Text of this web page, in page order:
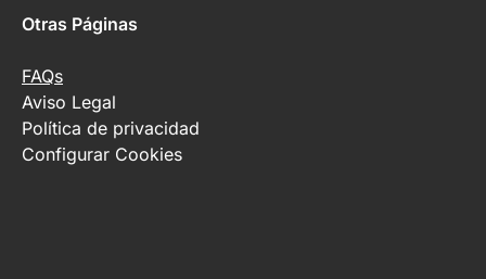
Otras Páginas
FAQs
Aviso Legal
Política de privacidad
Configurar Cookies